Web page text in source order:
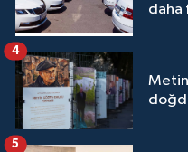
daha
4
5